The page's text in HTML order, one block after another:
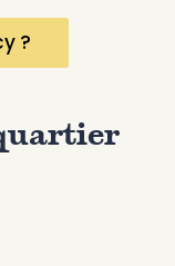
?